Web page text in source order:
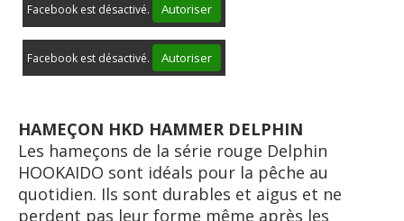
Facebook est désactivé. Autoriser
Facebook est désactivé. Autoriser
HAMEÇON HKD HAMMER DELPHIN
Les hameçons de la série rouge Delphin
HOOKAIDO sont idéals pour la pêche au
quotidien. Ils sont durables et aigus et ne
perdent pas leur forme même après les